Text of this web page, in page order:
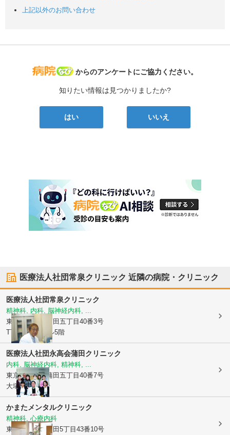
上記以外のお問い合わせ
病院なび
からのアンケートにご協力ください。
知りたい情報は見つかりましたか?
はい いいえ
医療法人社団常泉クリニック 近隣の病院・クリニック
医療法人社団常泉クリニック
精神科, 内科, 脳神経内科, ...
東京都大田区
蒲田五丁目40番3号
TT蒲田駅前ビル5階
医療法人社団永高会蒲田クリニック
内科, 脳神経内科, 精神科, ...
東京都大田区蒲田五丁目40番7号
大塚ビル401号
かまたメンタルクリニック
精神科, 心療内科
東京都大田区
蒲田5丁目43番10号